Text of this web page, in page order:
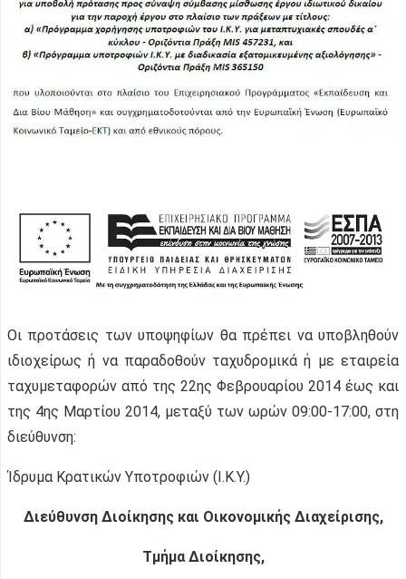
Οι προτάσεις των υποψηφίων θα πρέπει να υποβληθούν
ιδιοχείρως ή να παραδοθούν ταχυδρομικά ή με εταιρεία
ταχυμεταφορών από της 22ης Φεβρουαρίου 2014 έως και
της 4ης Μαρτίου 2014, μεταξύ των ωρών 09:00-17:00, στη
διεύθυνση:
Ίδρυμα Κρατικών Υποτροφιών (Ι.Κ.Υ.)
Διεύθυνση Διοίκησης και Οικονομικής Διαχείρισης,
Τμήμα Διοίκησης,